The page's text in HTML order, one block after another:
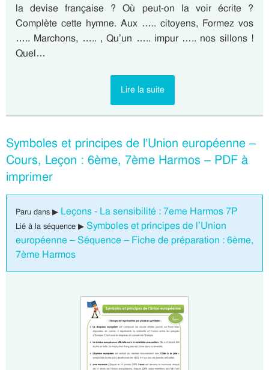
la devise française ? Où peut-on la voir écrite ?
Complète cette hymne. Aux ….. citoyens, Formez vos
….. Marchons, ….. , Qu’un ….. impur ….. nos sillons !
Quel…
Lire la suite
Symboles et principes de l’Union européenne –
Cours, Leçon : 6ème, 7ème Harmos – PDF à
imprimer
Paru dans ▶ Leçons - La sensibilité : 7eme Harmos 7P
Lié à la séquence ▶ Symboles et principes de l’Union
européenne – Séquence – Fiche de préparation : 6ème,
7ème Harmos